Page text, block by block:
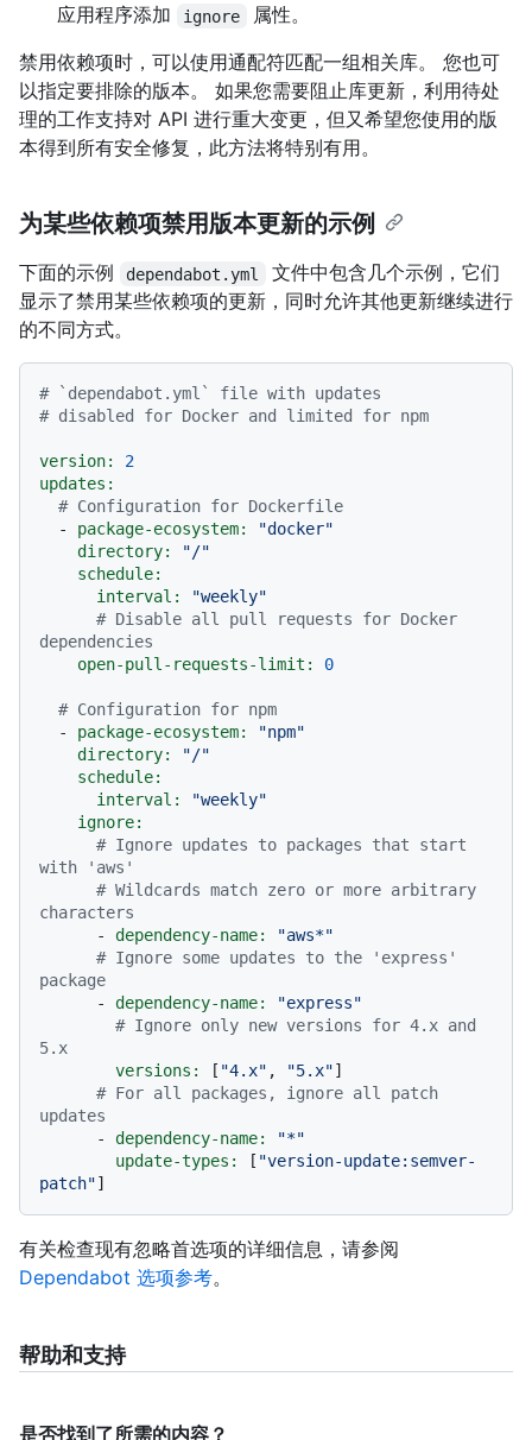
应用程序添加
ignore
属性。
禁用依赖项时，可以使用通配符匹配一组相关库。 您也可
以指定要排除的版本。 如果您需要阻止库更新，利用待处
理的工作支持对 API 进行重大变更，但又希望您使用的版
本得到所有安全修复，此方法将特别有用。
为某些依赖项禁用版本更新的示例
下面的示例 dependabot.yml
文件中包含几个示例，它们
显示了禁用某些依赖项的更新，同时允许其他更新继续进行
的不同方式。
# `dependabot.yml` file with updates
# disabled for Docker and limited for npm
version:
2
updates:
# Configuration for Dockerfile
-
package-ecosystem:
"docker"
directory:
"/"
schedule:
interval:
"weekly"
# Disable all pull requests for Docker
dependencies
open-pull-requests-limit:
0
# Configuration for npm
-
package-ecosystem:
"npm"
directory:
"/"
schedule:
interval:
"weekly"
ignore:
# Ignore updates to packages that start
with 'aws'
# Wildcards match zero or more arbitrary
characters
-
dependency-name:
"aws*"
# Ignore some updates to the 'express'
package
-
dependency-name:
"express"
# Ignore only new versions for 4.x and
5.x
versions:
[ "4.x" , "5.x"]
# For all packages, ignore all patch
updates
-
dependency-name:
"*"
update-types:
[ "version-update:semver-
patch"
有关检查现有忽略首选项的详细信息，请参阅
Dependabot 选项参考。
帮助和支持
是否找到了所需的内容？